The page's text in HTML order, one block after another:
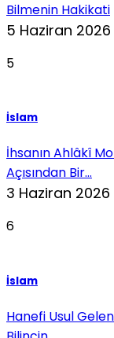
Bilmenin Hakikati
5 Haziran 2026
5
İslam
İhsanın Ahlâkî
Açısından Bir...
3 Haziran 2026
6
İslam
Hanefi Usul